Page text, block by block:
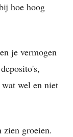
hoe hoog
je vermogen
wel en niet
zien groeien.